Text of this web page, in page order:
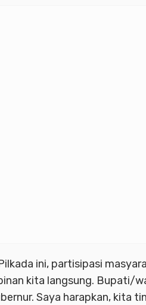
ini, partisipasi
kita langsung. Bupati/
Saya harapkan, kita